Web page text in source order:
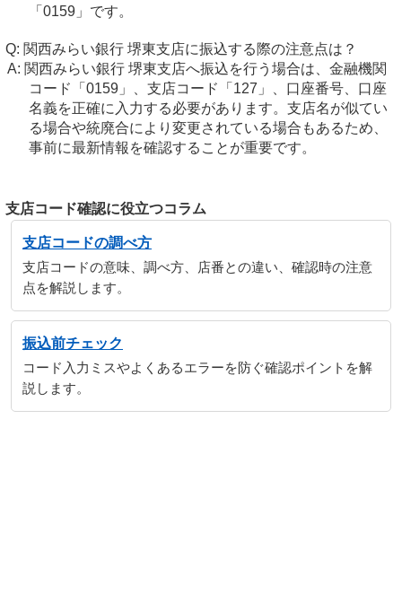
「0159」です。
関西みらい銀行 堺東支店に振込する際の注意点は？
関西みらい銀行 堺東支店へ振込を行う場合は、金融機関
コード「0159」、支店コード「127」、口座番号、口座
名義を正確に入力する必要があります。支店名が似てい
る場合や統廃合により変更されている場合もあるため、
事前に最新情報を確認することが重要です。
支店コード確認に役立つコラム
支店コードの調べ方
支店コードの意味、調べ方、店番との違い、確認時の注意
点を解説します。
振込前チェック
コード入力ミスやよくあるエラーを防ぐ確認ポイントを解
説します。